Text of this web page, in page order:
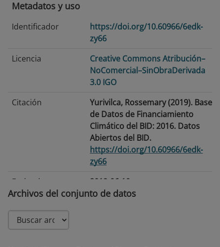
Metadatos y uso
Identificador
https://doi.org/10.60966/6edk-
zy66
Licencia
Creative Commons Atribución–
NoComercial–SinObraDerivada
3.0 IGO
Citación
Yurivilca, Rossemary (2019). Base
de Datos de Financiamiento
Climático del BID: 2016. Datos
Abiertos del BID.
https://doi.org/10.60966/6edk-
zy66
Fecha de
publicación
2019-06-10
Fecha de
modificación
Archivos del conjunto de datos